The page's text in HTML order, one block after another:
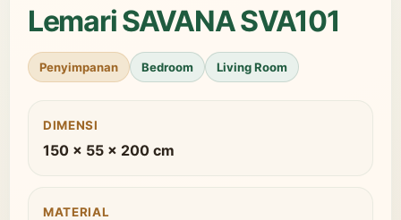
Lemari SAVANA SVA101
Penyimpanan Bedroom Living Room
DIMENSI
150 x 55 x 200 cm
MATERIAL